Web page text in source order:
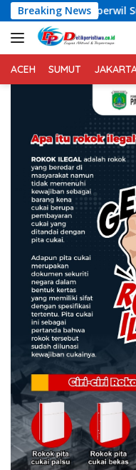
Langsung
ke
konten
Breaking News
Sumsel Media
ACEH SUMUT